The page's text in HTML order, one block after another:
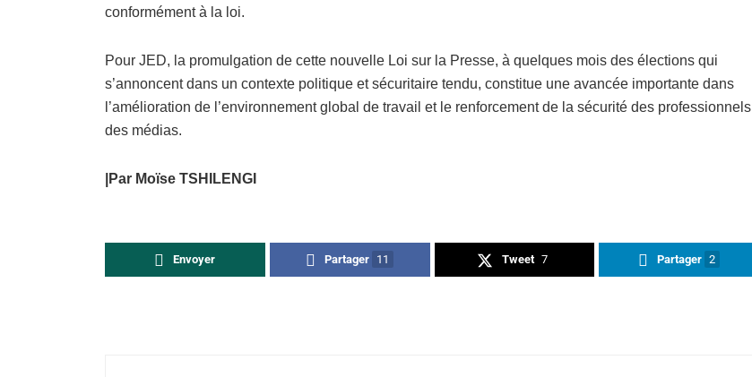
conformément à la loi.
Pour JED, la promulgation de cette nouvelle Loi sur la Presse, à quelques mois des élections qui
s’annoncent dans un contexte politique et sécuritaire tendu, constitue une avancée importante dans
l’amélioration de l’environnement global de travail et le renforcement de la sécurité des professionnels
des médias.
|Par Moïse TSHILENGI
Envoyer Partager 11 Tweet 7 Partager 2